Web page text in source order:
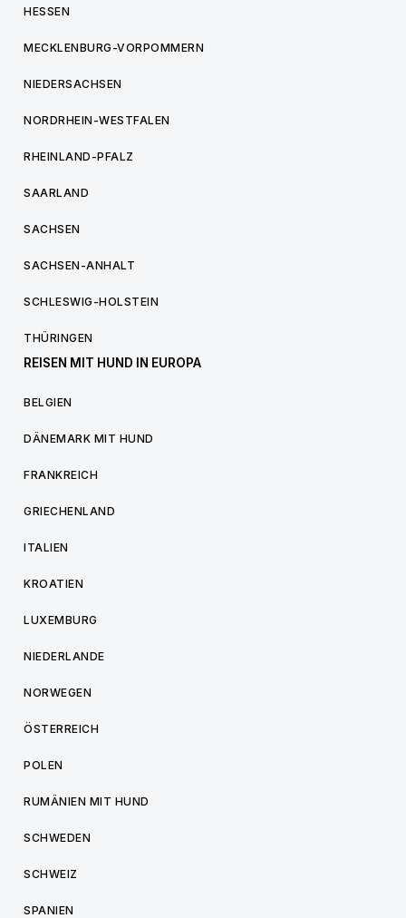
HESSEN
MECKLENBURG-VORPOMMERN
NIEDERSACHSEN
NORDRHEIN-WESTFALEN
RHEINLAND-PFALZ
SAARLAND
SACHSEN
SACHSEN-ANHALT
SCHLESWIG-HOLSTEIN
THÜRINGEN
REISEN MIT HUND IN EUROPA
BELGIEN
DÄNEMARK MIT HUND
FRANKREICH
GRIECHENLAND
ITALIEN
KROATIEN
LUXEMBURG
NIEDERLANDE
NORWEGEN
ÖSTERREICH
POLEN
RUMÄNIEN MIT HUND
SCHWEDEN
SCHWEIZ
SPANIEN